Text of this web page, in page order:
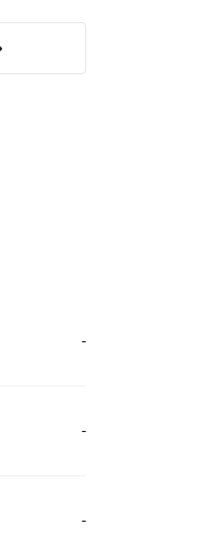
-
-
-